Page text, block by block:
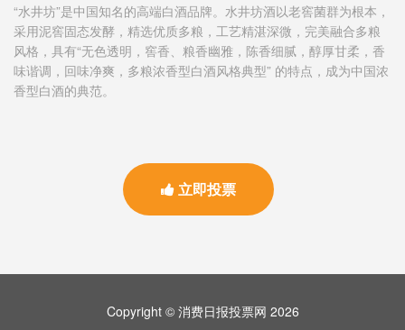
“水井坊”是中国知名的高端白酒品牌。水井坊酒以老窖菌群为根本，
采用泥窖固态发酵，精选优质多粮，工艺精湛深微，完美融合多粮
风格，具有“无色透明，窖香、粮香幽雅，陈香细腻，醇厚甘柔，香
味谐调，回味净爽，多粮浓香型白酒风格典型” 的特点，成为中国浓
香型白酒的典范。
立即投票
Copyright © 消费日报投票网 2026